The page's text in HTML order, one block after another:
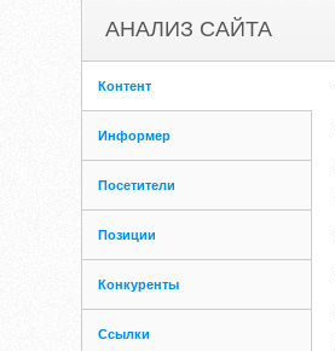
АНАЛИЗ САЙТА
Контент
Информер
Посетители
Позиции
Конкуренты
Ссылки